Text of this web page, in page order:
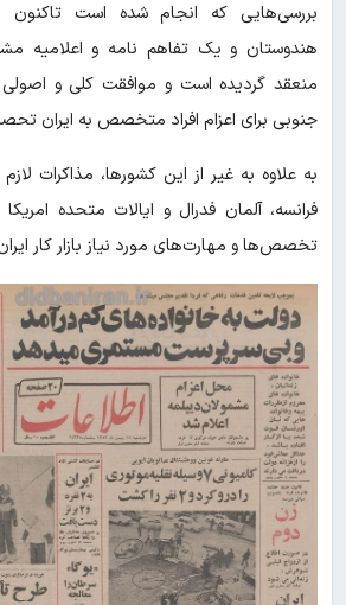
بررسی‌هایی که انجام شده است
هندوستان و یک تفاهم نامه و اعلامیه
منعقد گردیده است و موافقت کلی و اصولی
جنوبی برای اعزام افراد متخصص به ایران
به علاوه به غیر از این کشورها، مذاکرات
فرانسه، آلمان فدرال و ایالات متحده
تخصص‌ها و مهارت‌های مورد نیاز بازار کار